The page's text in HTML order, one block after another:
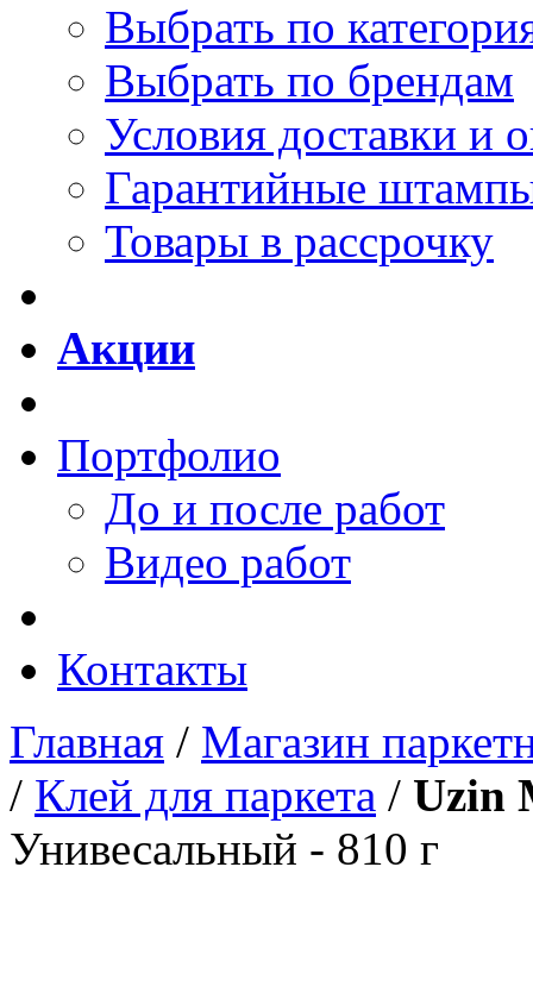
Выбрать по
Выбрать по брендам
Условия доставки и
Гарантийные
Товары в рассрочку
Акции
Портфолио
До и после работ
Видео работ
Контакты
Главная / Магазин
/ Клей для паркета / Uzin
Унивесальный - 810 г